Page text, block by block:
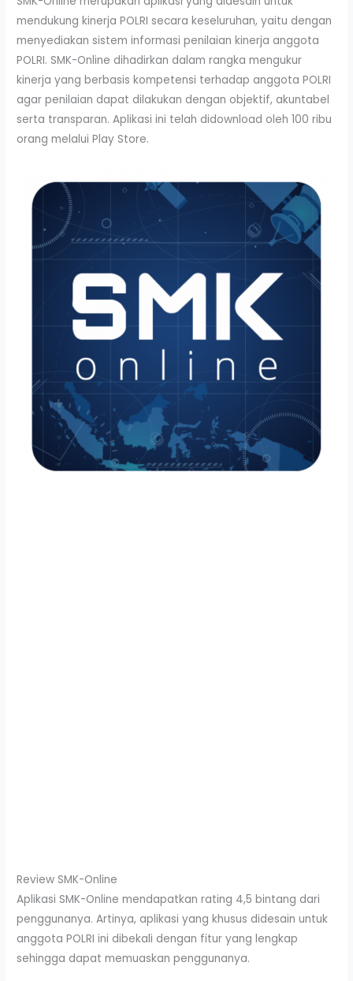
mendukung kinerja POLRI secara keseluruhan, yaitu dengan
menyediakan sistem informasi penilaian kinerja anggota
POLRI. SMK-Online dihadirkan dalam rangka mengukur
kinerja yang berbasis kompetensi terhadap anggota POLRI
agar penilaian dapat dilakukan dengan objektif, akuntabel
serta transparan. Aplikasi ini telah didownload oleh 100 ribu
orang melalui Play Store.
Review SMK-Online
Aplikasi SMK-Online mendapatkan rating 4,5 bintang dari
penggunanya. Artinya, aplikasi yang khusus didesain untuk
anggota POLRI ini dibekali dengan fitur yang lengkap
sehingga dapat memuaskan penggunanya.